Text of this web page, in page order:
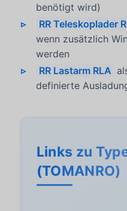
benötigt wird)
RR Teleskoplader
wenn zusätzlich
werden
RR Lastarm RLA
definierte
Links zu
(TOMANRO)